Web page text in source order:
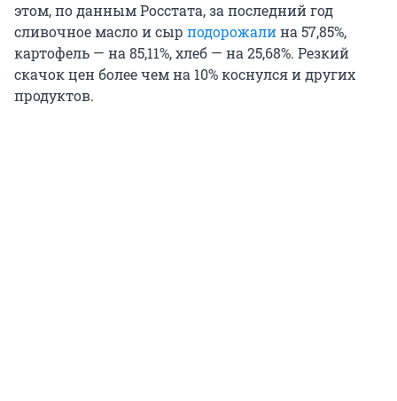
этом, по данным Росстата, за последний год
сливочное масло и сыр подорожалина 57,85%,
картофель — на 85,11%, хлеб — на 25,68%. Резкий
скачок цен более чем на 10% коснулся и других
продуктов.